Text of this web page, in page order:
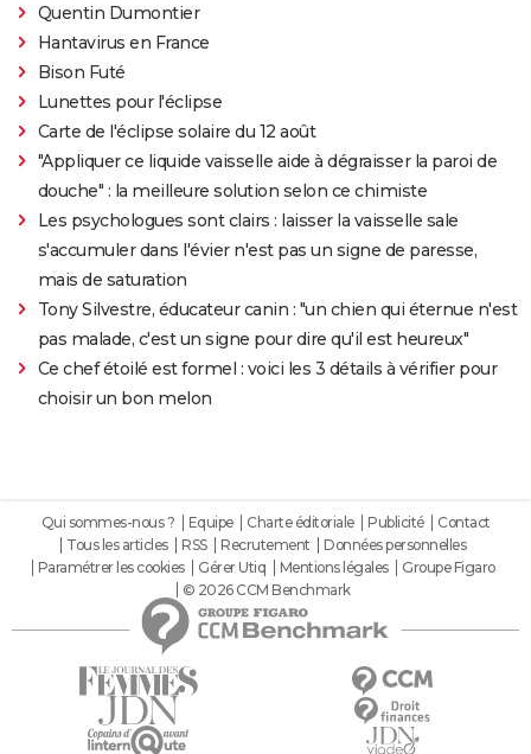
Quentin Dumontier
Hantavirus en France
Bison Futé
Lunettes pour l'éclipse
Carte de l'éclipse solaire du 12 août
"Appliquer ce liquide vaisselle aide à dégraisser la paroi de
douche" : la meilleure solution selon ce chimiste
Les psychologues sont clairs : laisser la vaisselle sale
s'accumuler dans l'évier n'est pas un signe de paresse,
mais de saturation
Tony Silvestre, éducateur canin : "un chien qui éternue n'est
pas malade, c'est un signe pour dire qu'il est heureux"
Ce chef étoilé est formel : voici les 3 détails à vérifier pour
choisir un bon melon
Qui sommes-nous ? Equipe Charte éditoriale Publicité
Contact
Tous les articles
RSS Recrutement
Données personnelles
Paramétrer les cookies
Gérer Utiq Mentions légales
Groupe Figaro
© 2026 CCM Benchmark